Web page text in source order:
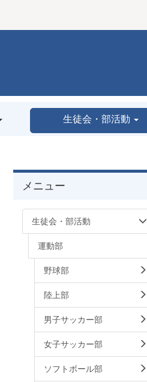
生徒会・部活動
メニュー
生徒会・部活動
運動部
野球部
陸上部
男子サッカー部
女子サッカー部
ソフトボール部